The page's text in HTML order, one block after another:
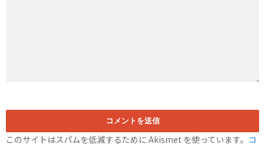
このサイトはスパムを低減するために Akismet を使っています。 コ